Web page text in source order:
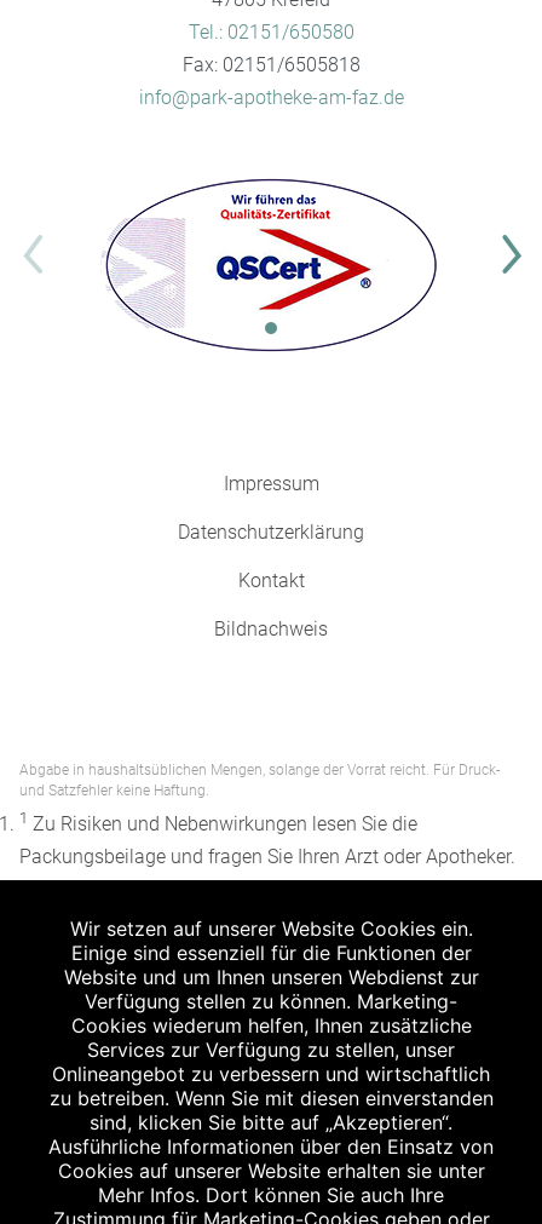
Tel.: 02151/650580
Fax: 02151/6505818
info@park-apotheke-am-faz.de
Impressum
Datenschutzerklärung
Kontakt
Bildnachweis
Abgabe in haushaltsüblichen Mengen, solange der Vorrat reicht. Für Druck-
und Satzfehler keine Haftung.
1 Zu Risiken und Nebenwirkungen lesen Sie die
Packungsbeilage und fragen Sie Ihren Arzt oder Apotheker.
Apothekenerstattungspreis (AEP). Der AEP ist keine
unverbindliche Preisempfehlung der Hersteller. Der AEP ist
ein von den Apotheken in Ansatz gebrachter Preis für
rezeptfreie Arzneimittel. Er entspricht in der Höhe dem für
Apotheken verbindlichen Abgabepreis, zu dem eine
Apotheke in bestimmten Fällen (z.B. bei Kindern unter 12
Jahren) das Produkt mit der gesetzlichen
Krankenversicherung abrechnet. Der AEP ist der allgemeine
Erstattungspreis im Falle einer Kostenübernahme durch die
Wir setzen auf unserer Website Cookies ein.
Einige sind essenziell für die Funktionen der
Website und um Ihnen unseren Webdienst zur
Verfügung stellen zu können. Marketing-
Cookies wiederum helfen, Ihnen zusätzliche
Services zur Verfügung zu stellen, unser
Onlineangebot zu verbessern und wirtschaftlich
zu betreiben. Wenn Sie mit diesen einverstanden
sind, klicken Sie bitte auf „Akzeptieren“.
Ausführliche Informationen über den Einsatz von
Cookies auf unserer Website erhalten sie unter
Mehr Infos. Dort können Sie auch Ihre
Zustimmung für Marketing-Cookies geben oder